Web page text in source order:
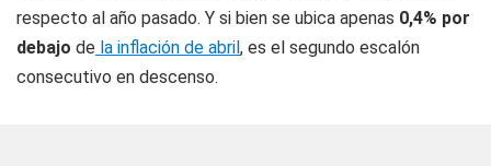
respecto al año pasado. Y si bien se ubica apenas 0,4% por
debajo de la inflación de abril, es el segundo escalón
consecutivo en descenso.